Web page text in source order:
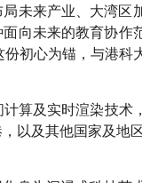
未来产业、大湾区
面向未来的教育协
初心为锚，与港科
算及实时渲染技术
以及其他国家及地